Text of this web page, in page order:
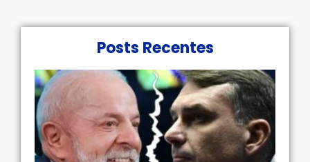
Posts Recentes